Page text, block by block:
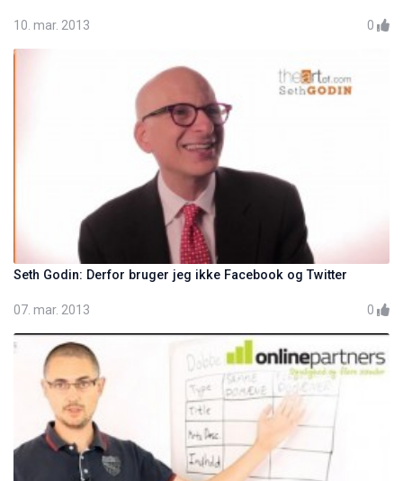
10. mar. 2013 0
Seth Godin: Derfor bruger jeg ikke Facebook og Twitter
07. mar. 2013 0